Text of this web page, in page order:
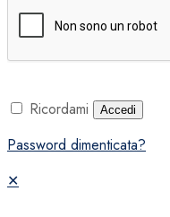
Ricordami Accedi
Password dimenticata?
✕